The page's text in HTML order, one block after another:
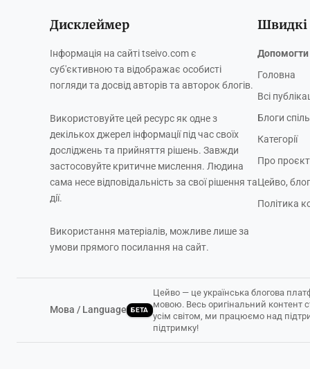
Дисклеймер
Інформація на сайті tseivo.com є
суб'єктивною та відображає особисті
погляди та досвід авторів та авторок блогів.
Використовуйте цей ресурс як одне з
декількох джерел інформації під час своїх
досліджень та прийняття рішень. Завжди
застосовуйте критичне мислення. Людина
сама несе відповідальність за свої рішення та
дії.
Використання матеріалів, можливе лише за
умови прямого посилання на сайт.
Швидкі
Допомогти
Головна
Всі
Блоги
Категорії
Про проєкт
Цейво, блог
Політика
Мова / Language БЕТА
Цейво — це українська блогова
мовою. Весь оригінальний контент
усім світом, ми працюємо над
підтримку!